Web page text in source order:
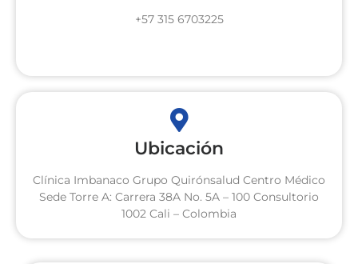
+57 315 6703225
Ubicación
Clínica Imbanaco Grupo Quirónsalud Centro Médico
Sede Torre A: Carrera 38A No. 5A – 100 Consultorio
1002 Cali – Colombia